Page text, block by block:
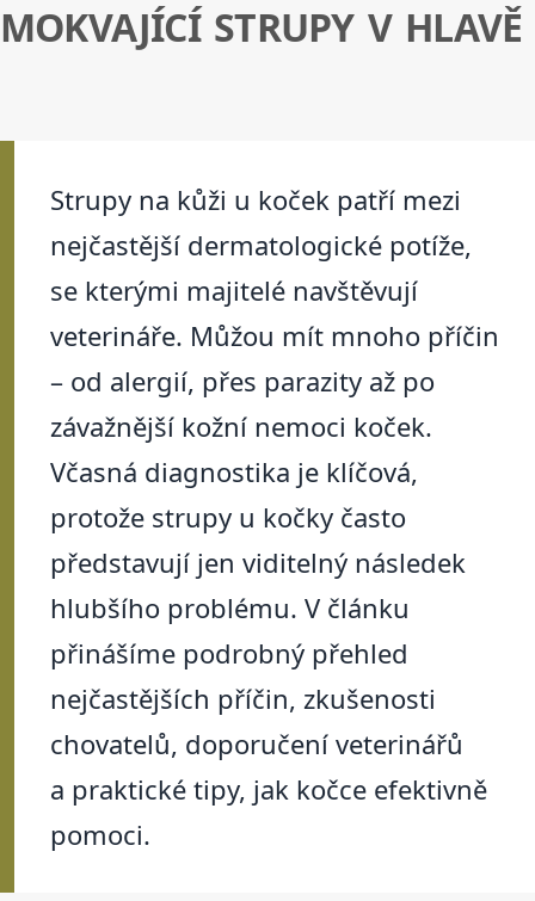
MOKVAJÍCÍ STRUPY V HLAVĚ
Strupy na kůži u koček patří mezi
nejčastější dermatologické potíže,
se kterými majitelé navštěvují
veterináře. Můžou mít mnoho příčin
– od alergií, přes parazity až po
závažnější kožní nemoci koček.
Včasná diagnostika je klíčová,
protože strupy u kočky často
představují jen viditelný následek
hlubšího problému. V článku
přinášíme podrobný přehled
nejčastějších příčin, zkušenosti
chovatelů, doporučení veterinářů
a praktické tipy, jak kočce efektivně
pomoci.